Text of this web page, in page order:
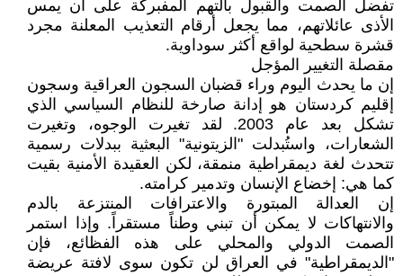
تفضل الصمت والقبول بالتهم المفبركة على أن يمس
الأذى عائلاتهم، مما يجعل أرقام التعذيب المعلنة مجرد
قشرة سطحية لواقع أكثر سوداوية.
مقصلة التغيير المؤجل
إن ما يحدث اليوم وراء قضبان السجون العراقية وسجون
إقليم كردستان هو إدانة صارخة للنظام السياسي الذي
تشكل بعد عام 2003. لقد تغيرت الوجوه، وتغيرت
الشعارات، واستُبدلت "الزيتونية" البعثية ببدلات رسمية
تتحدث لغة ديمقراطية منمقة، لكن العقيدة الأمنية بقيت
كما هي: إخضاع الإنسان وتدمير كرامته.
إن العدالة المبتورة والاعترافات المنتزعة بالدم
والانتهاكات لا يمكن أن تبني وطناً مستقراً. وإذا استمر
الصمت الدولي والمحلي على هذه الفظائع، فإن
"الديمقراطية" في العراق لن تكون سوى لافتة عريضة